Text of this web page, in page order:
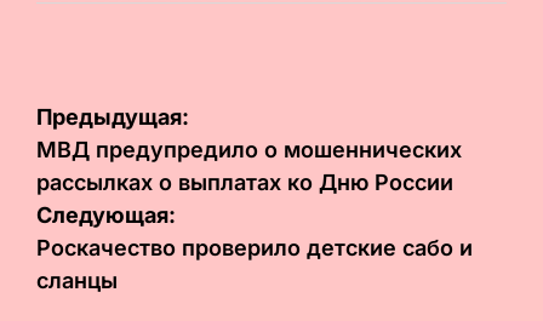
Навигация
по
записям
Предыдущая:
МВД предупредило о мошеннических
рассылках о выплатах ко Дню России
Следующая:
Роскачество проверило детские сабо и
сланцы